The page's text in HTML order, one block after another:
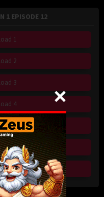
1 EPISODE 12
1
2
3
4
5
6
7